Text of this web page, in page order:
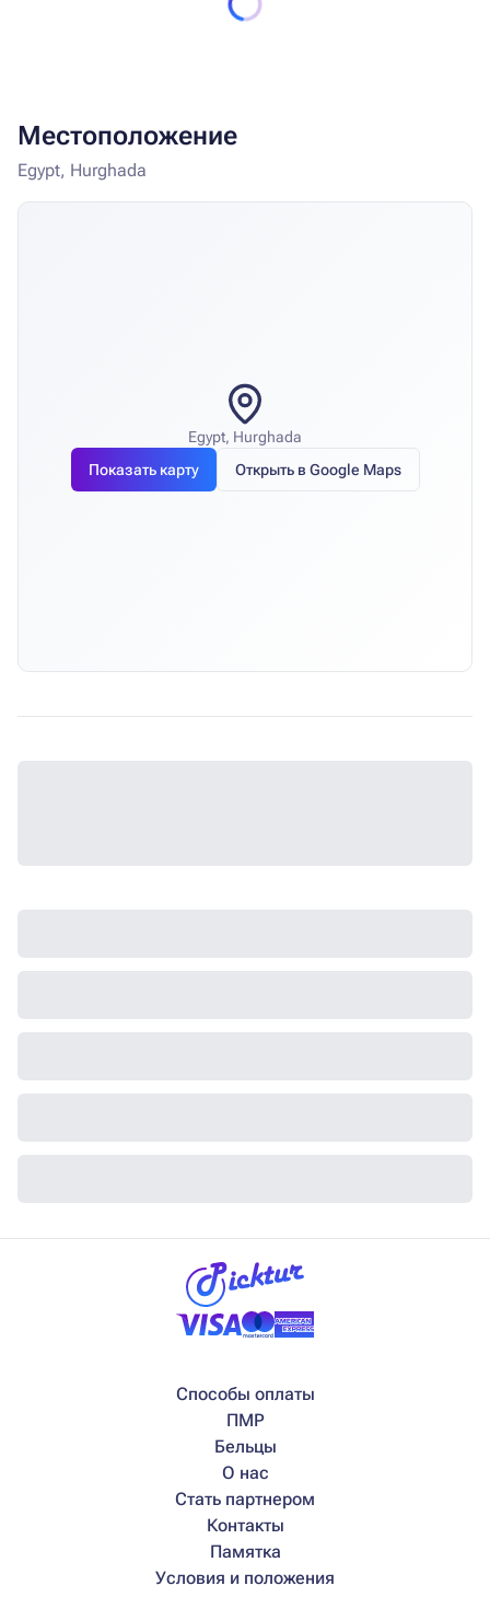
Местоположение
Egypt, Hurghada
Egypt, Hurghada
Показать карту
Открыть в Google Maps
Способы оплаты
ПМР
Бельцы
О нас
Стать партнером
Контакты
Памятка
Условия и положения